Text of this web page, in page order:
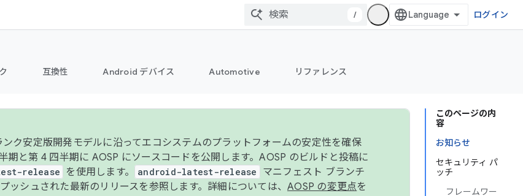
/ ログイン
互換性 Android デバイス Automotive リファレンス
このページの内
容
お知らせ
セキュリティ パ
ッチ
フレームワー
ク安定版開発モデルに沿ってエコシステムのプラットフォームの安定性を確保
期と第 4 四半期に AOSP にソースコードを公開します。AOSP のビルドと投稿に
release を使用します。 android-latest-release
マニフェスト ブランチ
ッシュされた最新のリリースを参照します。詳細については、 AOSP の変更点を